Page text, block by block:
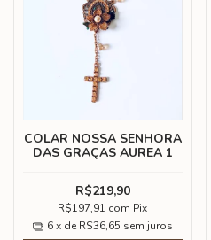
COLAR NOSSA SENHORA
DAS GRAÇAS AUREA 1
R$219,90
R$197,91 com Pix
6 x de R$36,65 sem juros